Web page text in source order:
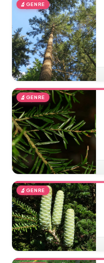
🔬 GENRE
🔬 GENRE
🔬 GENRE